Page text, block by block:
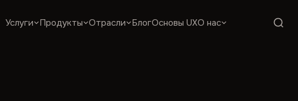
Услуги Продукты Отрасли БлогОсновы UXО нас